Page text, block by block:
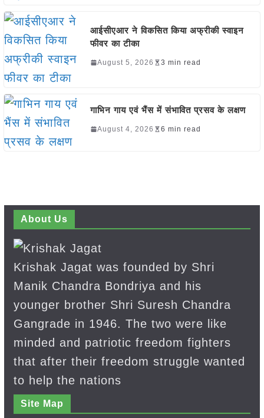
आईसीएआर ने विकसित किया अफ्रीकी स्वाइन
फीवर का टीका
August 5, 2026 3 min read
गाभिन गाय एवं भैंस में संभावित प्रसव के लक्षण
August 4, 2026 6 min read
About Us
Krishak Jagat was founded by Shri
Manik Chandra Bondriya and his
younger brother Shri Suresh Chandra
Gangrade in 1946. The two were like
minded and patriotic freedom fighters
that after their freedom struggle wanted
to help the nations
Site Map